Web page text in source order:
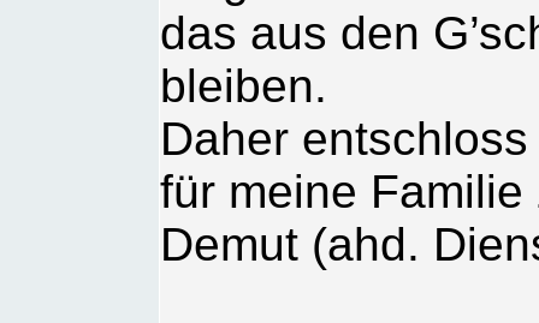
das aus den
bleiben.
Daher
für meine
Demut (ahd.